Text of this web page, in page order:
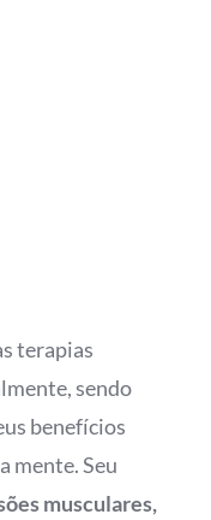
terapias
sendo
benefícios
mente. Seu
musculares,